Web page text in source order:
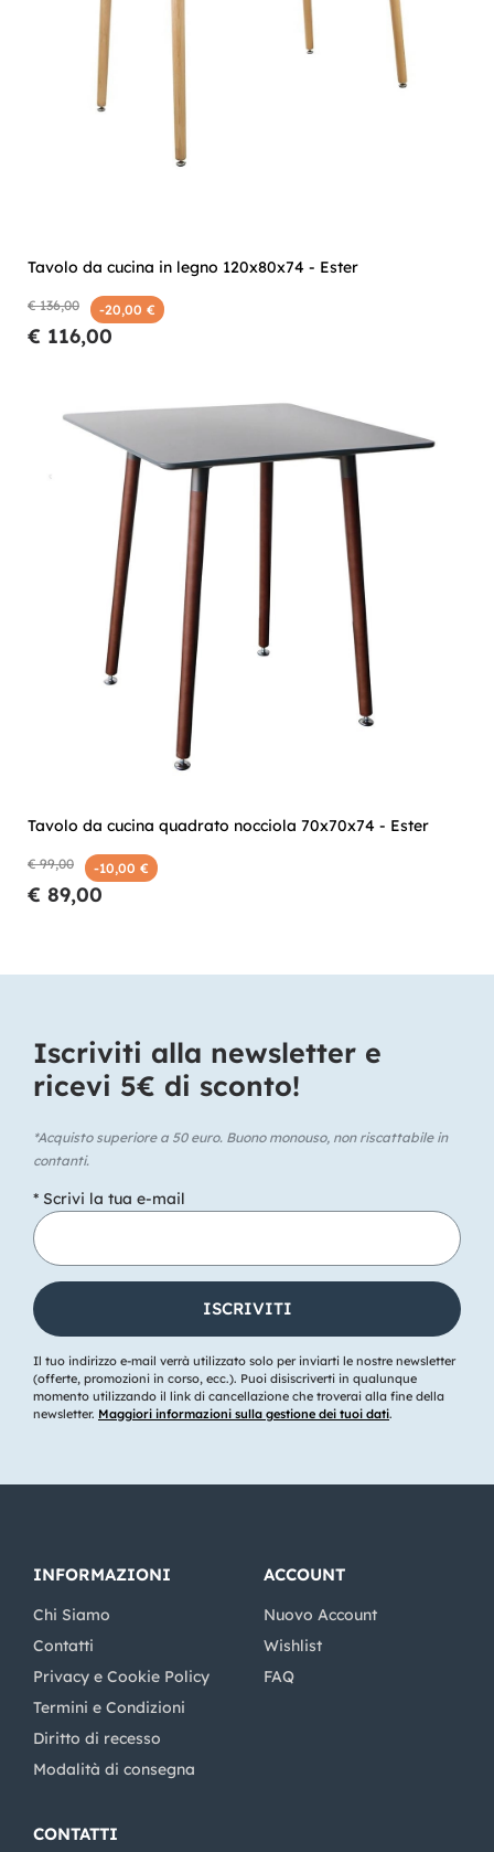
Tavolo da cucina in legno 120x80x74 - Ester
€ 136,00 -20,00 €
€ 116,00
Tavolo da cucina quadrato nocciola 70x70x74 - Ester
€ 99,00 -10,00 €
€ 89,00
Iscriviti alla newsletter e
ricevi 5€ di sconto!​
*Acquisto superiore a 50 euro. Buono monouso, non riscattabile in
contanti.
* Scrivi la tua e-mail
Il tuo indirizzo e-mail verrà utilizzato solo per inviarti le nostre newsletter
(offerte, promozioni in corso, ecc.). Puoi disiscriverti in qualunque
momento utilizzando il link di cancellazione che troverai alla fine della
newsletter. Maggiori informazioni sulla gestione dei tuoi dati.
INFORMAZIONI
Chi Siamo
Contatti
Privacy e Cookie Policy
Termini e Condizioni
Diritto di recesso
Modalità di consegna
ACCOUNT
Nuovo Account
Wishlist
FAQ
CONTATTI